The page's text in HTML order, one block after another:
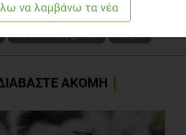
TK, Mortz CG et al. (2005) The
hypersensitivity in an unselected
The natural history of food allergy.
Scheurer and Barbara Ballmer-Weber.
ΤΡΟΦΙΚΗ ΑΛΛΕΡΓΙΑ ΥΓΕΙΑ
ΑΚΟΜΗ